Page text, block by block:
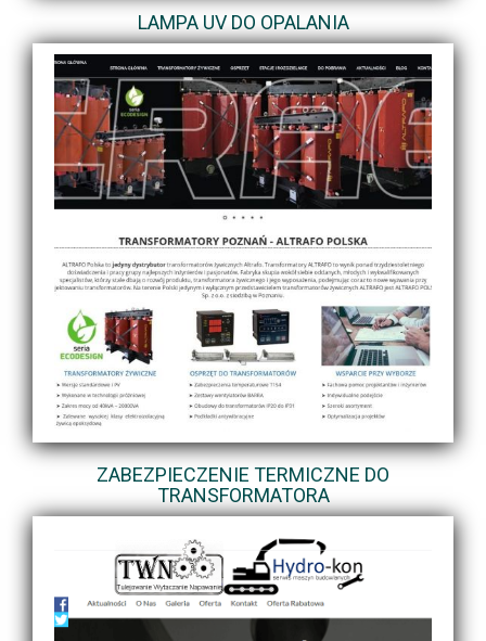
LAMPA UV DO OPALANIA
ZABEZPIECZENIE TERMICZNE DO
TRANSFORMATORA